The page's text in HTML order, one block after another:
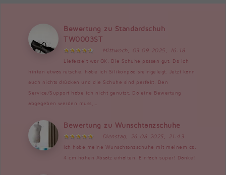
Bewertung zu Standardschuh
TW0003ST
Mittwoch, 03.09.2025, 16:18
Lieferzeit war OK. Die Schuhe passen gut. Da ich
hinten etwas rutsche, habe ich Silikonpad sreingelegt. Jetzt kann
auch nichts drücken und die Schuhe sind perfekt. Den
Service/Support habe ich nicht genutzt. Da eine Bewertung
abgegeben werden muss,...
Bewertung zu Wunschtanzschuhe
Dienstag, 26.08.2025, 21:43
Ich habe meine Wunschtanzschuhe mit meinem ca.
4 cm hohen Absatz erhalten. Einfach super! Danke!